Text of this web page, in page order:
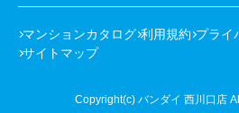
マンションカタログ 利用規約 プライ
サイトマップ
Copyright(c) バンダイ 西川口店